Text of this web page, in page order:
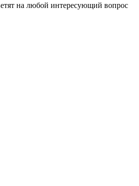
на любой интересующий вопрос